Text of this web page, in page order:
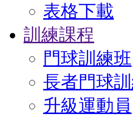
表格下載
訓練課程
門球訓練班
長者門球
升級運動員